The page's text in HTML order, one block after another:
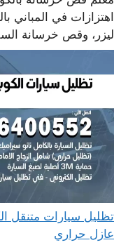
اهتزازات في المباني
ليزر، وقص خرسانة
عازل حراري